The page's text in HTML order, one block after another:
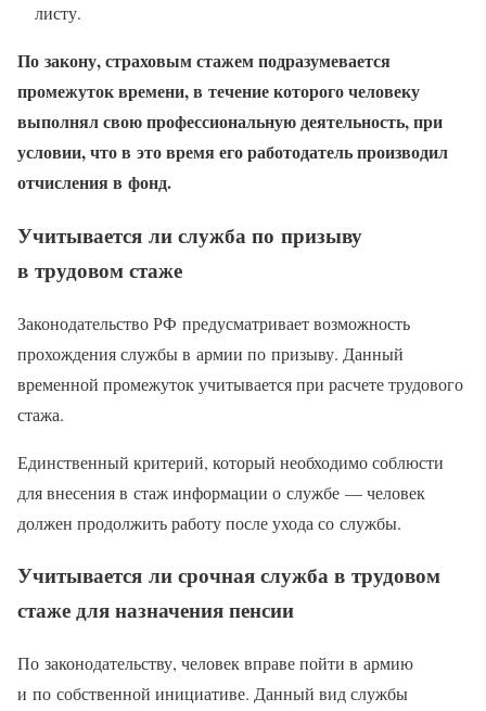
листу.
По закону, страховым стажем подразумевается
промежуток времени, в течение которого человеку
выполнял свою профессиональную деятельность, при
условии, что в это время его работодатель производил
отчисления в фонд.
Учитывается ли служба по призыву
в трудовом стаже
Законодательство РФ предусматривает возможность
прохождения службы в армии по призыву. Данный
временной промежуток учитывается при расчете трудового
стажа.
Единственный критерий, который необходимо соблюсти
для внесения в стаж информации о службе — человек
должен продолжить работу после ухода со службы.
Учитывается ли срочная служба в трудовом
стаже для назначения пенсии
По законодательству, человек вправе пойти в армию
и по собственной инициативе. Данный вид службы